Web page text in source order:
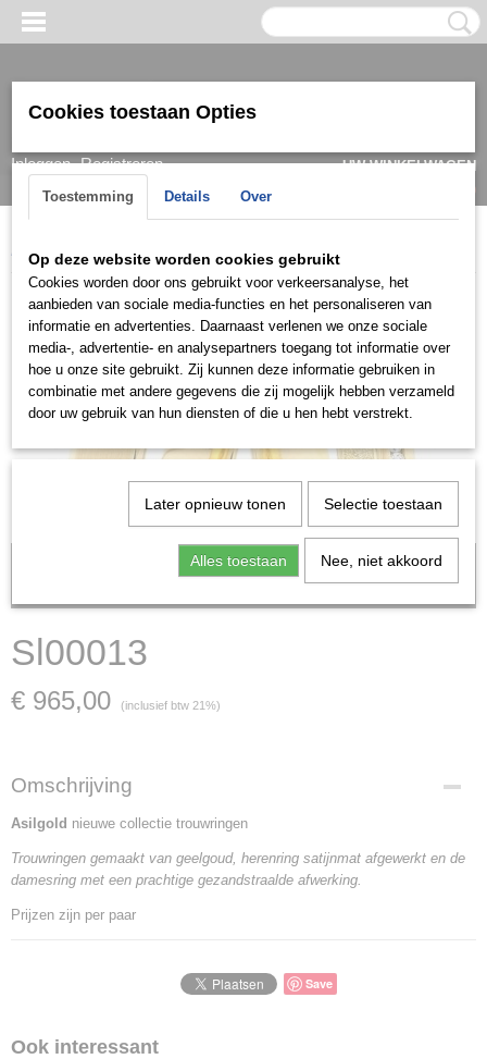
Inloggen Registreren
UW WINKELWAGEN
(0)
Home > > Trouwringen / Wedding Asil Gold
Let op: het kan voorkomen dat het product onlangs in de zaak is
verkocht; in dat geval nemen wij contact met u op.
Sl00013
€ 965,00 (inclusief btw 21%)
Omschrijving
Asilgold nieuwe collectie trouwringen
Trouwringen gemaakt van geelgoud, herenring satijnmat afgewerkt en de
damesring met een prachtige gezandstraalde afwerking.
Prijzen zijn per paar
Save
Ook interessant
Cookies toestaan Opties
Toestemming Details Over
Op deze website worden cookies gebruikt
Cookies worden door ons gebruikt voor verkeersanalyse, het
aanbieden van sociale media-functies en het personaliseren van
informatie en advertenties. Daarnaast verlenen we onze sociale
media-, advertentie- en analysepartners toegang tot informatie over
hoe u onze site gebruikt. Zij kunnen deze informatie gebruiken in
combinatie met andere gegevens die zij mogelijk hebben verzameld
door uw gebruik van hun diensten of die u hen hebt verstrekt.
Later opnieuw tonen Selectie toestaan
Alles toestaan Nee, niet akkoord